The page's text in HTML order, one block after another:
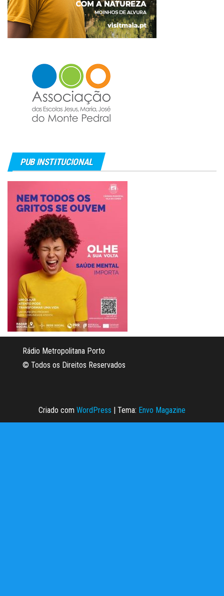
PUB INSTITUCIONAL
Rádio Metropolitana Porto
© Todos os Direitos Reservados
Criado com WordPress | Tema: Envo Magazine